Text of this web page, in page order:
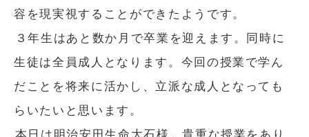
容を現実視することができたようです。
３年生はあと数か月で卒業を迎えます。同時に
生徒は全員成人となります。今回の授業で学ん
だことを将来に活かし、立派な成人となっても
らいたいと思います。